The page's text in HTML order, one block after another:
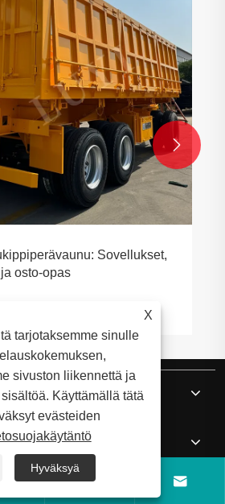
Sovellukset,
osto-opas

 
X
tarjotaksemme sinulle
sivuston liikennettä ja
Käyttämällä tätä
evästeiden
Hyväksyä